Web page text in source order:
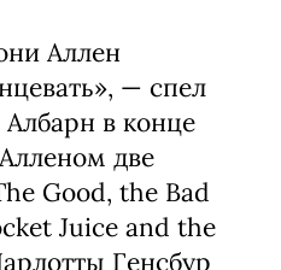
Аллен
— спел
в конце
две
Good, the Bad
Juice and the
Генсбур